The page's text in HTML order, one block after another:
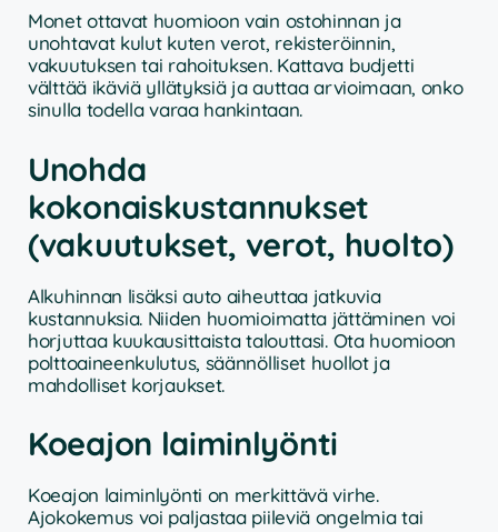
Monet ottavat huomioon vain ostohinnan ja
unohtavat kulut kuten verot, rekisteröinnin,
vakuutuksen tai rahoituksen. Kattava budjetti
välttää ikäviä yllätyksiä ja auttaa arvioimaan, onko
sinulla todella varaa hankintaan.
Unohda
kokonaiskustannukset
(vakuutukset, verot, huolto)
Alkuhinnan lisäksi auto aiheuttaa jatkuvia
kustannuksia. Niiden huomioimatta jättäminen voi
horjuttaa kuukausittaista talouttasi. Ota huomioon
polttoaineenkulutus, säännölliset huollot ja
mahdolliset korjaukset.
Koeajon laiminlyönti
Koeajon laiminlyönti on merkittävä virhe.
Ajokokemus voi paljastaa piileviä ongelmia tai